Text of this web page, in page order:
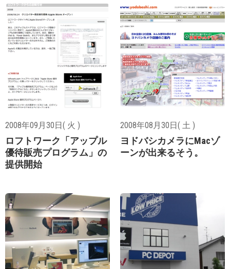
2008年09月30日( 火 )
ロフトワーク「アップル
優待販売プログラム」の
提供開始
2008年08月30日( 土 )
ヨドバシカメラにMacゾ
ーンが出来るそう。